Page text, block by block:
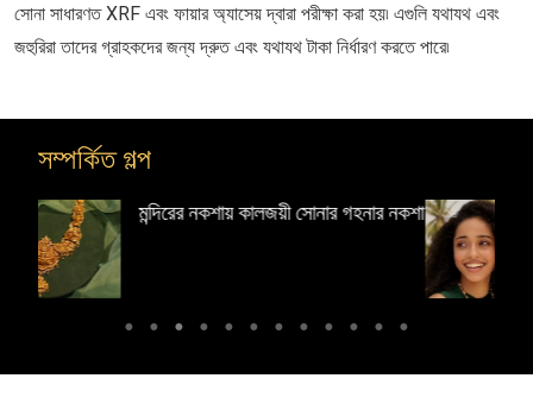
সোনা সাধারণত XRF এবং ফায়ার অ্যাসেয় দ্বারা পরীক্ষা করা হয়৷ এগুলি যথাযথ এবং
জহুরিরা তাদের গ্রাহকদের জন্য দ্রুত এবং যথাযথ টাকা নির্ধারণ করতে পারে৷
সম্পর্কিত গল্প
গহনার নকশা
টেম্পল জুয়েলারি: দক্ষিণ ভারতের হাতে তৈরি